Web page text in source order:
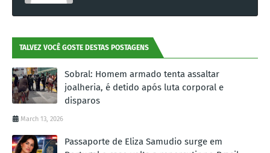
TALVEZ VOCÊ GOSTE DESTAS POSTAGENS
Sobral: Homem armado tenta assaltar
joalheria, é detido após luta corporal e
disparos
March 13, 2026
Passaporte de Eliza Samudio surge em